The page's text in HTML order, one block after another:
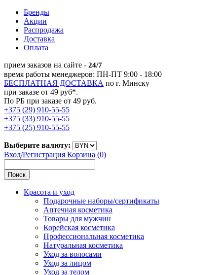
Бренды
Акции
Распродажа
Доставка
Оплата
прием заказов на сайте - 24/7
время работы менеджеров: ПН-ПТ 9:00 - 18:00
БЕСПЛАТНАЯ ДОСТАВКА по г. Минску
при заказе от 49 руб*.
По РБ при заказе от 49 руб.
+375 (29) 910-55-55
+375 (33) 910-55-55
+375 (25) 910-55-55
Выберите валюту:
Вход/Регистрация Корзина (0)
Поиск
Красота и уход
Подарочные наборы/сертификаты
Аптечная косметика
Товары для мужчин
Корейская косметика
Профессиональная косметика
Натуральная косметика
Уход за волосами
Уход за лицом
Уход за телом